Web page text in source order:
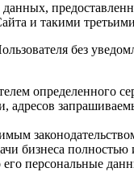
данных,
и такими
без
определенного
адресов
бизнеса полностью
персональные